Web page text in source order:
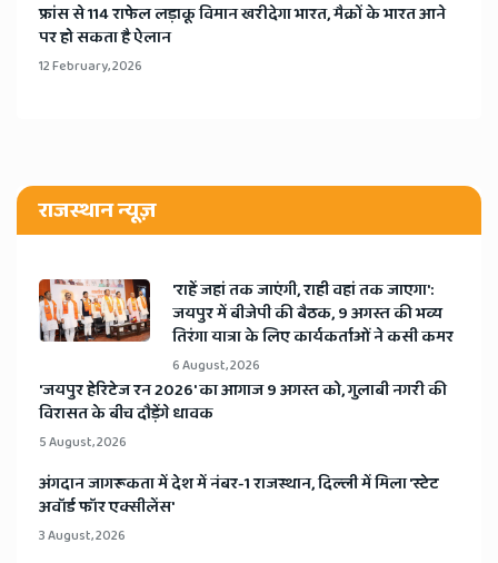
​फ्रांस से 114 राफेल लड़ाकू विमान खरीदेगा भारत, मैक्रों के भारत आने
पर हो सकता है ऐलान
12 February, 2026
राजस्थान न्यूज़
'राहें जहां तक जाएंगी, राही वहां तक जाएगा':
जयपुर में बीजेपी की बैठक, 9 अगस्त की भव्य
तिरंगा यात्रा के लिए कार्यकर्ताओं ने कसी कमर
6 August, 2026
​'जयपुर हेरिटेज रन 2026' का आगाज 9 अगस्त को, गुलाबी नगरी की
विरासत के बीच दौड़ेंगे धावक
5 August, 2026
अंगदान जागरूकता में देश में नंबर-1 राजस्थान, दिल्ली में मिला 'स्टेट
अवॉर्ड फॉर एक्सीलेंस'
3 August, 2026